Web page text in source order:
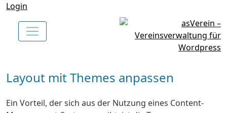
Login
Layout mit Themes anpassen
Ein Vorteil, der sich aus der Nutzung eines Content-